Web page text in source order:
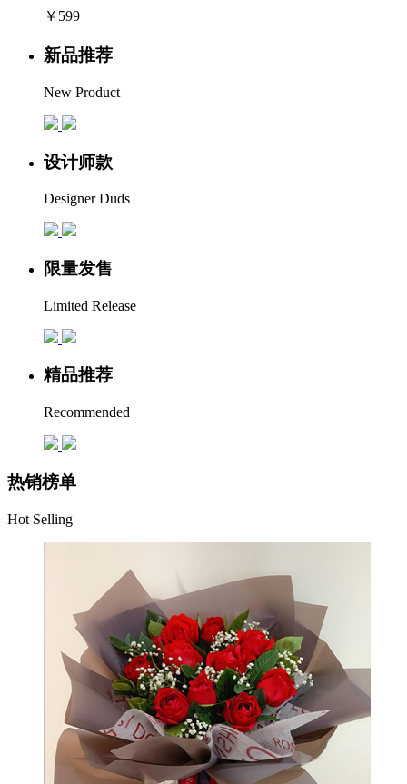
￥599
新品推荐
New Product
设计师款
Designer Duds
限量发售
Limited Release
精品推荐
Recommended
热销榜单
Hot Selling